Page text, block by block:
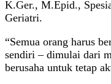
K.Ger., M.Epid.,
Geriatri.
“Semua orang harus
sendiri – dimulai dari
berusaha untuk tetap